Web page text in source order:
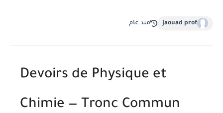
jaouad prof منذ عام
Devoirs de Physique et
Chimie — Tronc Commun